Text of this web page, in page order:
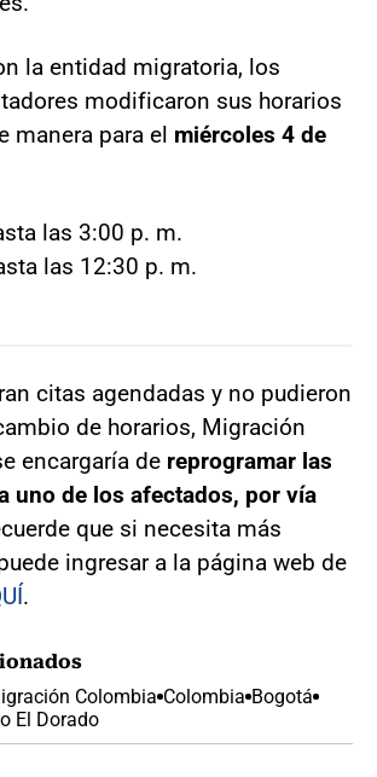
la entidad migratoria, los
modificaron sus horarios
manera para el miércoles 4 de
las 3:00 p. m.
las 12:30 p. m.
citas agendadas y no pudieron
de horarios, Migración
encargaría de reprogramar las
uno de los afectados, por vía
que si necesita más
ingresar a la página web de
.
Colombia Colombia Bogotá
El Dorado